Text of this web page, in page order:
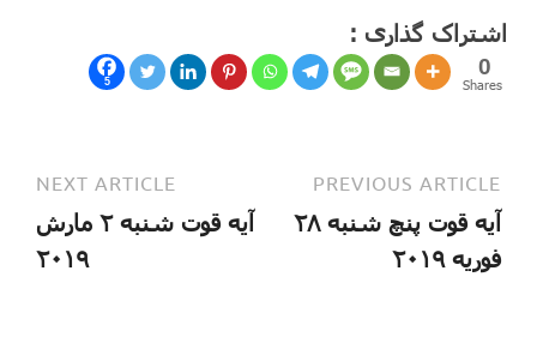
اشتراک گذاری :
5
0
Shares
PREVIOUS ARTICLE
آیه قوت پنچ شنبه ۲۸
فوریه ۲۰۱۹
NEXT ARTICLE
آیه قوت شنبه ۲ مارش
۲۰۱۹